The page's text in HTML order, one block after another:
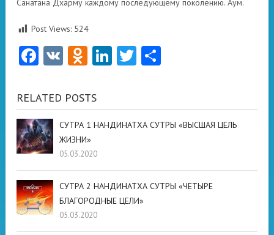
Санатана Дхарму каждому последующему поколению. Аум.
Post Views: 524
Facebook
VK Odnoklassniki
LinkedIn
Twitter
RELATED POSTS
СУТРА 1 НАНДИНАТХА СУТРЫ «ВЫСШАЯ ЦЕЛЬ
ЖИЗНИ»
05.03.2020
СУТРА 2 НАНДИНАТХА СУТРЫ «ЧЕТЫРЕ
БЛАГОРОДНЫЕ ЦЕЛИ»
05.03.2020